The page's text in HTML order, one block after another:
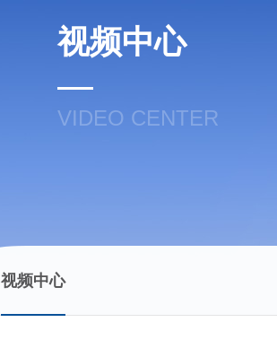
视频中心
VIDEO CENTER
视频中心